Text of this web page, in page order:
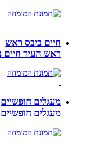
חיים ביבס ראש
ראש העיר
מעגלים חופשיים
מעגלים